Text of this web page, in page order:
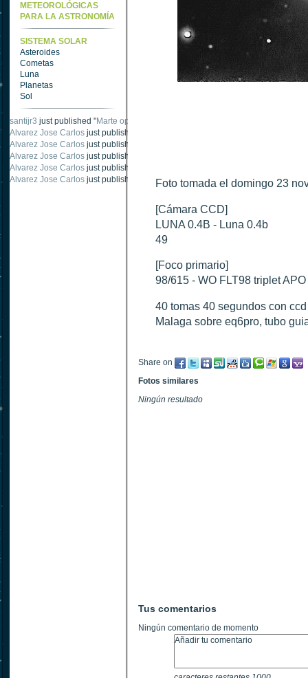
METEOROLÓGICAS
PARA LA ASTRONOMÍA
SISTEMA SOLAR
Asteroides
Cometas
Luna
Planetas
Sol
santijr3 just published "Marte oposición 2020
Alvarez Jose Carlos just published "
Alvarez Jose Carlos just published "
Alvarez Jose Carlos just published "
Alvarez Jose Carlos just published "
Alvarez Jose Carlos just published " Marte oposición octubre 2020 vs NASA ".
Foto tomada el domingo 23
[Cámara CCD]
LUNA 0.4B - Luna 0.4b
49
[Foco primario]
98/615 - WO FLT98 triplet
40 tomas 40 segundos con
Malaga sobre eq6pro, tubo
Share on
Fotos similares
Ningún resultado
Tus comentarios
Ningún comentario de momento